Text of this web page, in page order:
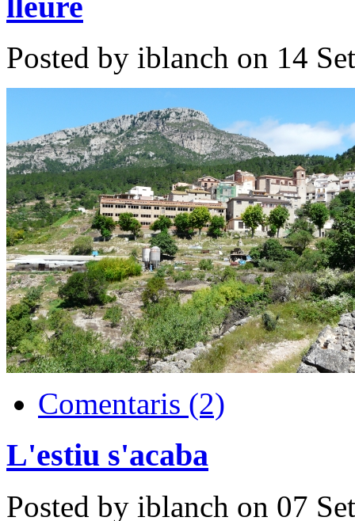
Posted by iblanch on 14
Comentaris (2)
L'estiu s'acaba
Posted by iblanch on 07